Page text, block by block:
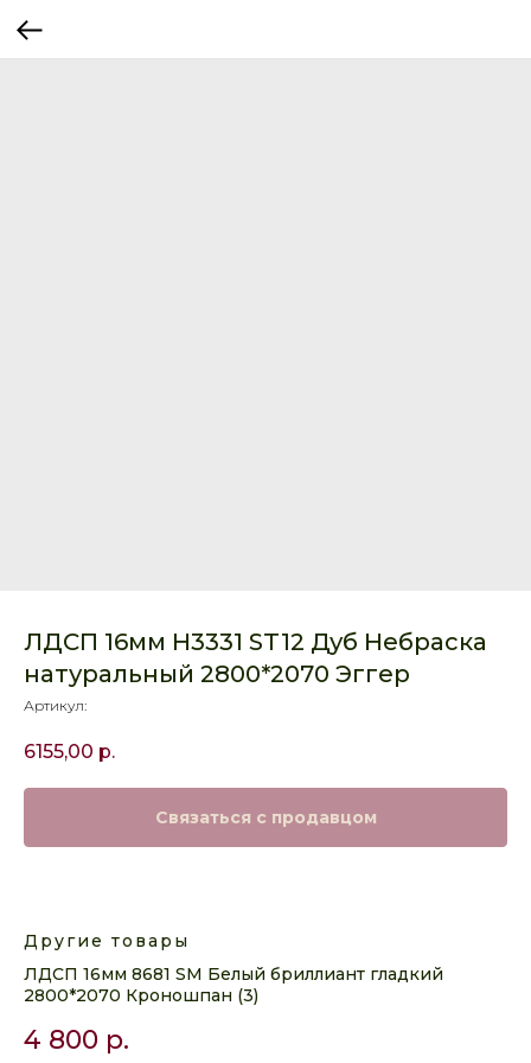
ЛДСП 16мм H3331 ST12 Дуб Небраска
натуральный 2800*2070 Эггер
Артикул:
6155,00 р.
Связаться с продавцом
Другие товары
ЛДСП 16мм 8681 SM Белый бриллиант гладкий
2800*2070 Кроношпан (3)
4 800 р.